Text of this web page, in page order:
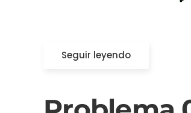
Seguir leyendo